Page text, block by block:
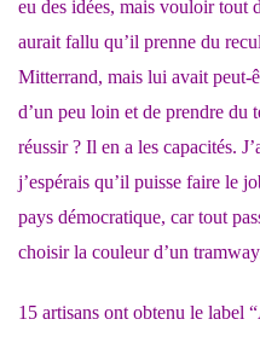
eu des idées, mais vouloir tout
aurait fallu qu’il prenne du
Mitterrand, mais lui avait peut-
d’un peu loin et de prendre du
réussir ? Il en a les capacités.
j’espérais qu’il puisse faire le
pays démocratique, car tout
choisir la couleur d’un
15 artisans ont obtenu le label